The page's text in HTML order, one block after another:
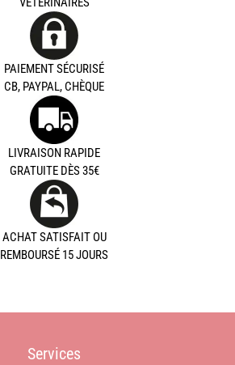
PAIEMENT SÉCURISÉ
CB, PAYPAL, CHÈQUE
LIVRAISON RAPIDE
GRATUITE DÈS 35€
ACHAT SATISFAIT OU
REMBOURSÉ 15 JOURS
Services